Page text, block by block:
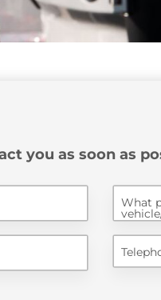
you as soon as
What